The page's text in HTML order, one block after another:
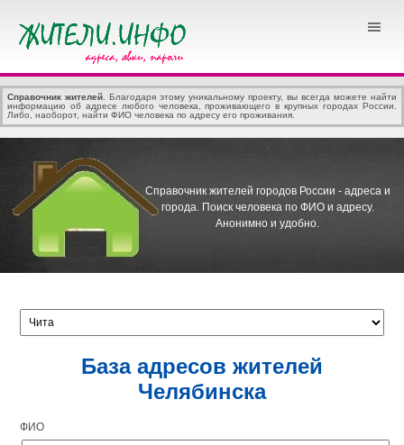
Справочник жителей . Благодаря этому уникальному проекту, вы всегда можете найти
информацию об адресе любого человека, проживающего в крупных городах России.
Либо, наоборот, найти ФИО человека по адресу его проживания.
Справочник жителей городов России - адреса и
города. Поиск человека по ФИО и адресу.
Анонимно и удобно.
База адресов жителей
Челябинска
ФИО